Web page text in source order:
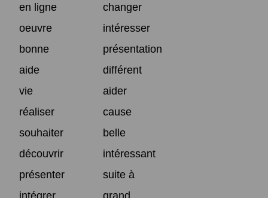
en ligne
changer
oeuvre
intéresser
bonne
présentation
aide
différent
vie
aider
réaliser
cause
souhaiter
belle
découvrir
intéressant
présenter
suite à
intégrer
grand